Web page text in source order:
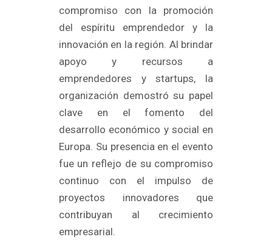
compromiso con la promoción
del espíritu emprendedor y la
innovación en la región. Al brindar
apoyo y recursos a
emprendedores y startups, la
organización demostró su papel
clave en el fomento del
desarrollo económico y social en
Europa. Su presencia en el evento
fue un reflejo de su compromiso
continuo con el impulso de
proyectos innovadores que
contribuyan al crecimiento
empresarial.